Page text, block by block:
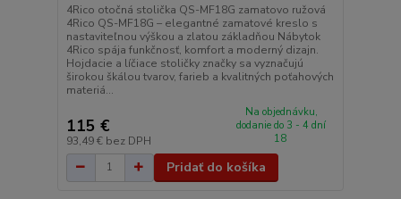
4Rico otočná stolička QS-MF18G zamatovo ružová
4Rico QS-MF18G – elegantné zamatové kreslo s
nastaviteľnou výškou a zlatou základňou Nábytok
4Rico spája funkčnosť, komfort a moderný dizajn.
Hojdacie a líčiace stoličky značky sa vyznačujú
širokou škálou tvarov, farieb a kvalitných poťahových
materiá...
115 €
93,49 € bez DPH
Na objednávku,
dodanie do 3 - 4 dní
18
Pridať do košíka